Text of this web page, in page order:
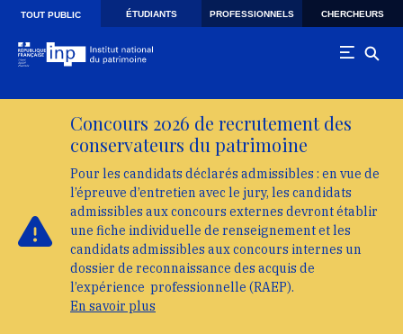
Skip to main navigation
Aller au contenu principal
TOUT PUBLIC ÉTUDIANTS PROFESSIONNELS CHERCHEURS
Concours 2026 de recrutement des
conservateurs du patrimoine
Pour les candidats déclarés admissibles : en vue de
l’épreuve d’entretien avec le jury, les candidats
admissibles aux concours externes devront établir
une fiche individuelle de renseignement et les
candidats admissibles aux concours internes un
dossier de reconnaissance des acquis de
l’expérience professionnelle (RAEP).
En savoir plus